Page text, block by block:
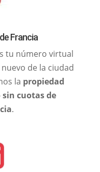
Francia
tu número virtual
de la ciudad
la propiedad
cuotas de
.